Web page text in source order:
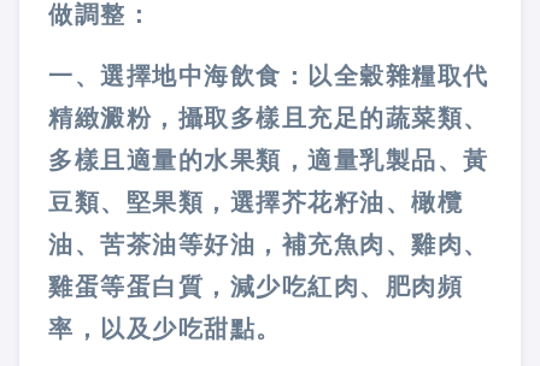
做調整：
一、選擇地中海飲食：以全穀雜糧取代
精緻澱粉，攝取多樣且充足的蔬菜類、
多樣且適量的水果類，適量乳製品、黃
豆類、堅果類，選擇芥花籽油、橄欖
油、苦茶油等好油，補充魚肉、雞肉、
雞蛋等蛋白質，減少吃紅肉、肥肉頻
率，以及少吃甜點。